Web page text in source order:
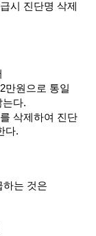
시 진단명 삭제
만원으로 통일
는다.
삭제하여 진단
다.
하는 것은